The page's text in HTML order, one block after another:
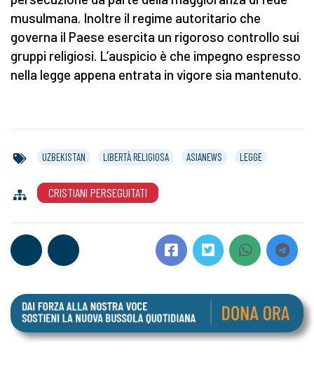
musulmana. Inoltre il regime autoritario che
governa il Paese esercita un rigoroso controllo sui
gruppi religiosi. L’auspicio è che impegno espresso
nella legge appena entrata in vigore sia mantenuto.
UZBEKISTAN LIBERTÀ RELIGIOSA ASIANEWS LEGGE
CRISTIANI PERSEGUITATI